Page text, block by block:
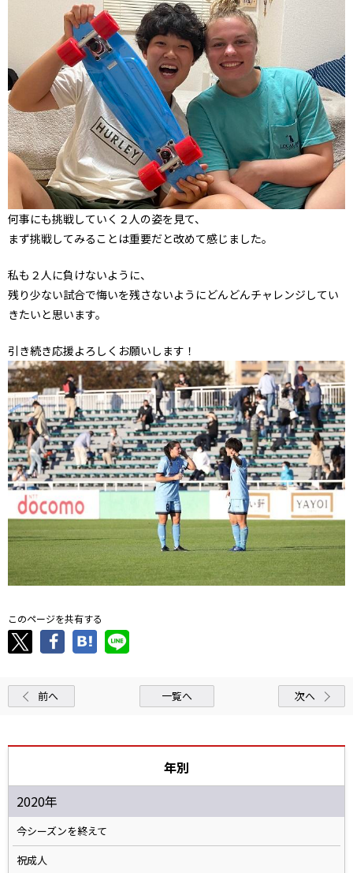
何事にも挑戦していく２人の姿を見て、
まず挑戦してみることは重要だと改めて感じました。
私も２人に負けないように、
残り少ない試合で悔いを残さないようにどんどんチャレンジしてい
きたいと思います。
引き続き応援よろしくお願いします！
このページを共有する
前へ 一覧へ 次へ
年別
2020年
今シーズンを終えて
祝成人